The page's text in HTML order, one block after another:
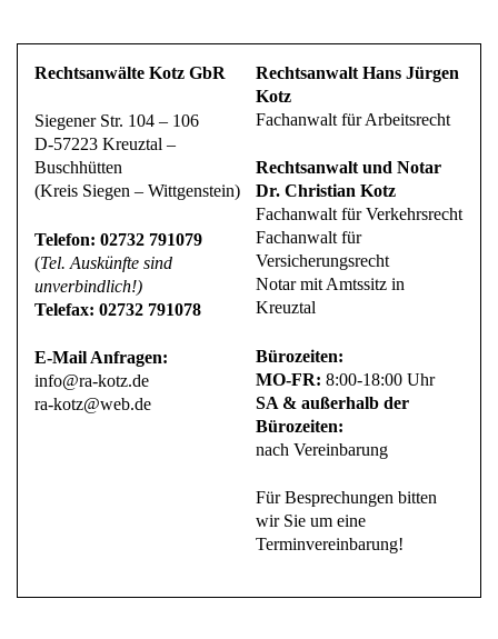
Rechtsanwälte Kotz GbR
Siegener Str. 104 – 106
D-57223 Kreuztal –
Buschhütten
(Kreis Siegen – Wittgenstein)
Telefon: 02732 791079
(Tel. Auskünfte sind
unverbindlich!)
Telefax: 02732 791078
E-Mail Anfragen:
info@ra-kotz.de
ra-kotz@web.de
Rechtsanwalt Hans Jürgen
Kotz
Fachanwalt für Arbeitsrecht
Rechtsanwalt und Notar
Dr. Christian Kotz
Fachanwalt für Verkehrsrecht
Fachanwalt für
Versicherungsrecht
Notar mit Amtssitz in
Kreuztal
Bürozeiten:
MO-FR:8:00-18:00 Uhr
SA & außerhalb der
Bürozeiten:
nach Vereinbarung
Für Besprechungen bitten
wir Sie um eine
Terminvereinbarung!